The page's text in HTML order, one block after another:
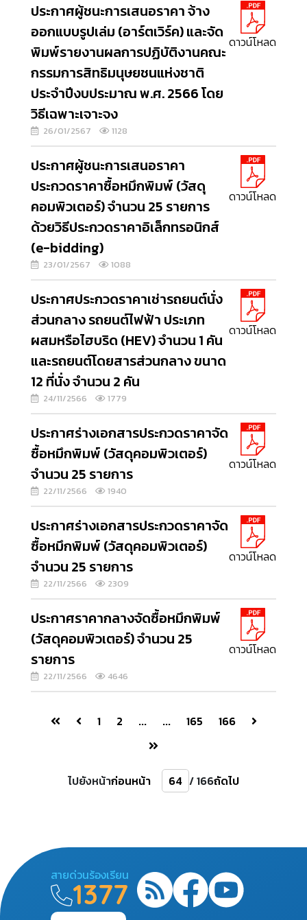
ประกาศผู้ชนะการเสนอราคา จ้าง
ออกแบบรูปเล่ม (อาร์ตเวิร์ค) และจัด
พิมพ์รายงานผลการปฏิบัติงานคณะ
กรรมการสิทธิมนุษยชนแห่งชาติ
ประจำปีงบประมาณ พ.ศ. 2566 โดย
วิธีเฉพาะเจาะจง
26/01/2567 1128
ดาวน์โหลด
ประกาศผู้ชนะการเสนอราคา
ประกวดราคาซื้อหมึกพิมพ์ (วัสดุ
คอมพิวเตอร์) จำนวน 25 รายการ
ด้วยวิธีประกวดราคาอิเล็กทรอนิกส์
(e-bidding)
23/01/2567 1088
ดาวน์โหลด
ประกาศประกวดราคาเช่ารถยนต์นั่ง
ส่วนกลาง รถยนต์ไฟฟ้า ประเภท
ผสมหรือไฮบริด (HEV) จำนวน 1 คัน
และรถยนต์โดยสารส่วนกลาง ขนาด
12 ที่นั่ง จำนวน 2 คัน
24/11/2566 1779
ดาวน์โหลด
ประกาศร่างเอกสารประกวดราคาจัด
ซื้อหมึกพิมพ์ (วัสดุคอมพิวเตอร์)
จำนวน 25 รายการ
22/11/2566 1940
ดาวน์โหลด
ประกาศร่างเอกสารประกวดราคาจัด
ซื้อหมึกพิมพ์ (วัสดุคอมพิวเตอร์)
จำนวน 25 รายการ
22/11/2566 2309
ดาวน์โหลด
ประกาศราคากลางจัดซื้อหมึกพิมพ์
(วัสดุคอมพิวเตอร์) จำนวน 25
รายการ
22/11/2566 4646
ดาวน์โหลด
1 2 ... ... 165 166
ไปยังหน้าก่อนหน้า / 166ถัดไป
สายด่วนร้องเรียน
1377